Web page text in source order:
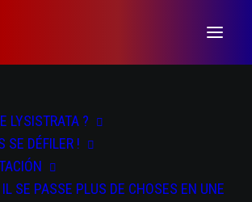
LYSISTRATA ?
SE DÉFILER !
SE PASSE PLUS DE CHOSES EN UNE